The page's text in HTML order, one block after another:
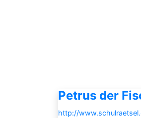
Petrus der
http://